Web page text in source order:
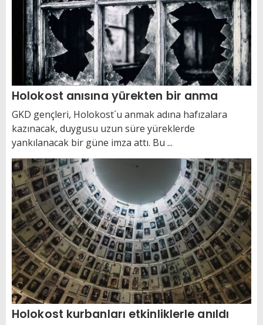
Holokost anısına yürekten bir anma
GKD gençleri, Holokost´u anmak adına hafızalara
kazınacak, duygusu uzun süre yüreklerde
yankılanacak bir güne imza attı. Bu ...
Holokost kurbanları etkinliklerle anıldı